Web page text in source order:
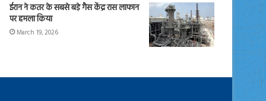
ईरान ने कतर के सबसे बड़े गैस केंद्र रास लाफान
पर हमला किया
March 19, 2026